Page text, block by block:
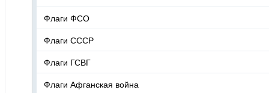
Флаги ФСО
Флаги СССР
Флаги ГСВГ
Флаги Афганская война